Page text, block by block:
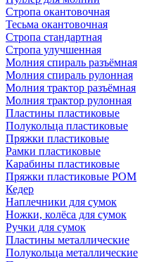
Стропа окантовочная
Тесьма окантовочная
Стропа стандартная
Стропа улучшенная
Молния спираль разъёмная
Молния спираль рулонная
Молния трактор разъёмная
Молния трактор рулонная
Пластины пластиковые
Полукольца пластиковые
Пряжки пластиковые
Рамки пластиковые
Карабины пластиковые
Пряжки пластиковые РОМ
Кедер
Наплечники для сумок
Ножки, колёса для сумок
Ручки для сумок
Пластины металлические
Полукольца металлические